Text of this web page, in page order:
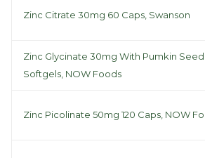
Zinc Citrate 30mg 60 Caps, Swanson
Zinc Glycinate 30mg With Pumkin Seed
Softgels, NOW Foods
Zinc Picolinate 50mg 120 Caps, NOW